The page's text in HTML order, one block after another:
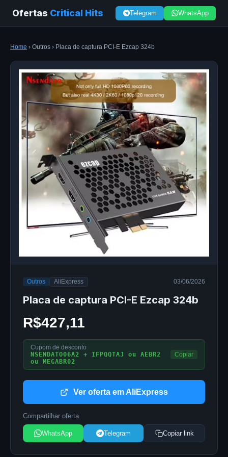
Ofertas Critical Hits Telegram WhatsApp
Home › Outros › Placa de captura PCI-E Ezcap 324b
Outros AliExpress 03/06/2026
Placa de captura PCI-E Ezcap 324b
R$427,11
Cupom de desconto
NSENDATO06A2 + IFPQQTAJ ou AEBR2
ou MEGABR02
Copiar
Ver oferta em AliExpress
Compartilhar oferta
WhatsApp Telegram Copiar link